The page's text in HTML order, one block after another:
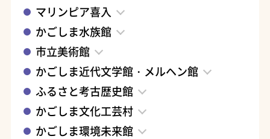
マリンピア喜入
かごしま水族館
市立美術館
かごしま近代文学館・メルヘン館
ふるさと考古歴史館
かごしま文化工芸村
かごしま環境未来館